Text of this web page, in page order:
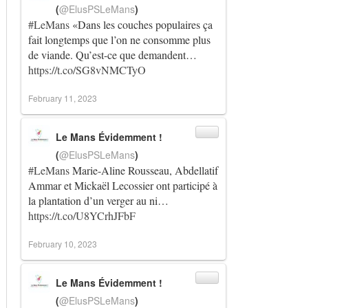
#LeMans «Dans les couches populaires ça
fait longtemps que l’on ne consomme plus
de viande. Qu’est-ce que demandent…
https://t.co/SG8vNMCTyO
(@ElusPSLeMans)
February 11, 2023
#LeMansMarie-Aline Rousseau, Abdellatif
Ammar et Mickaël Lecossier ont participé à
la plantation d’un verger au ni…
https://t.co/U8YCrhJFbF
Le Mans Évidemment !
(@ElusPSLeMans)
February 10, 2023
Le Mans Évidemment !
(@ElusPSLeMans)